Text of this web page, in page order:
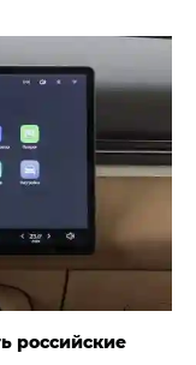
российские